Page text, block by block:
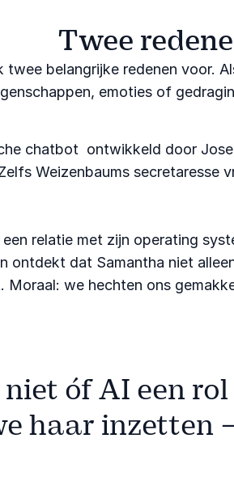
Twee
belangrijke redenen voor.
emoties of
chatbot ontwikkeld door
Weizenbaums secretaresse
relatie met zijn operating
ontdekt dat Samantha niet
we hechten ons
óf AI een
haar inzetten